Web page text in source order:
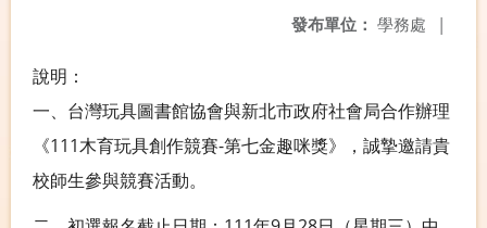
發布單位： 學務處 |
說明：
一、台灣玩具圖書館協會與新北市政府社會局合作辦理
《111木育玩具創作競賽-第七金趣咪獎》，誠摯邀請貴
校師生參與競賽活動。